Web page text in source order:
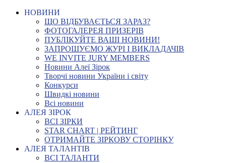
НОВИНИ
ЩО ВІДБУВАЄТЬСЯ ЗАРАЗ?
ФОТОГАЛЕРЕЯ ПРИЗЕРІВ
ПУБЛІКУЙТЕ ВАШІ НОВИНИ!
ЗАПРОШУЄМО ЖУРІ І ВИКЛАДАЧІВ
WE INVITE JURY MEMBERS
Новини Алеї Зірок
Творчі новини України і світу
Конкурси
Швидкі новини
Всі новини
АЛЕЯ ЗІРОК
ВСІ ЗІРКИ
STAR CHART | РЕЙТИНГ
ОТРИМАЙТЕ ЗІРКОВУ СТОРІНКУ
АЛЕЯ ТАЛАНТІВ
ВСІ ТАЛАНТИ